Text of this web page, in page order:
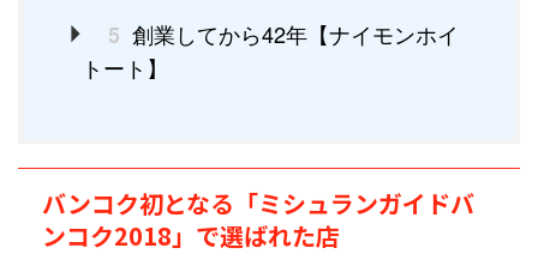
5 創業してから42年【ナイモンホイ
トート】
バンコク初となる「ミシュランガイドバ
ンコク2018」で選ばれた店